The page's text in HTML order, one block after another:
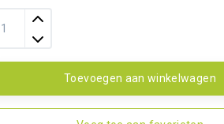
Toevoegen aan winkelwagen